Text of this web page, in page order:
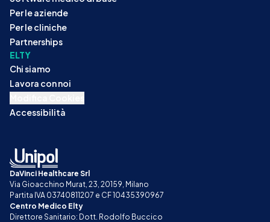
Per le aziende
Per le cliniche
Partnerships
ELTY
Chi siamo
Lavora con noi
Accessibilità
DaVinci Healthcare Srl
Via Gioacchino Murat, 23, 20159, Milano
Partita IVA 03740811207 e CF 10435390967
Centro Medico Elty
Direttore Sanitario: Dott. Rodolfo Buccico